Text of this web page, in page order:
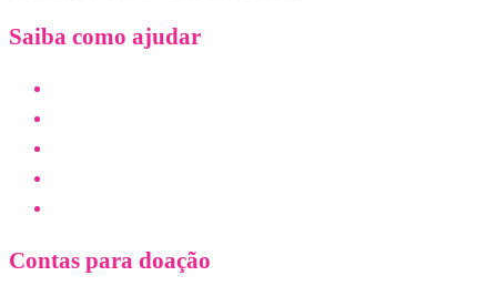
Saiba como ajudar
Contas para doação